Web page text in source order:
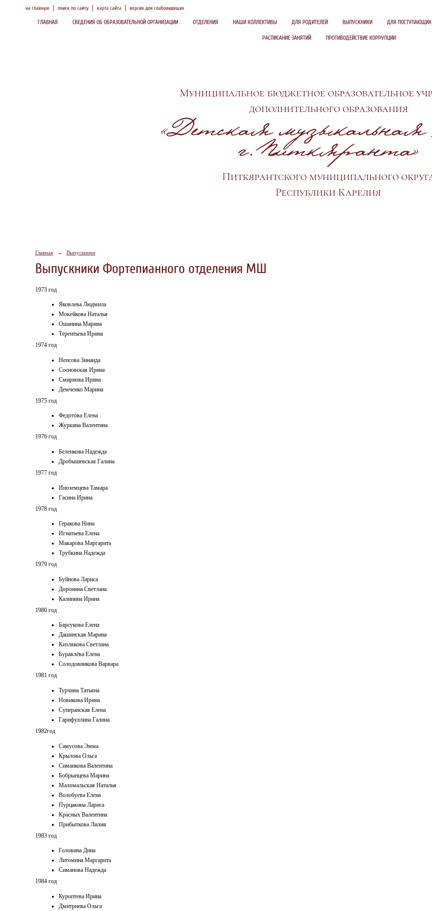
на главную поиск по сайту карта сайта версия для слабовидящих
ГЛАВНАЯ СВЕДЕНИЯ ОБ ОБРАЗОВАТЕЛЬНОЙ ОРГАНИЗАЦИИ ОТДЕЛЕНИЯ НАШИ КОЛЛЕКТИВЫ ДЛЯ РОДИТЕЛЕЙ ВЫПУСКНИКИ ДЛЯ ПОСТУПАЮЩИХ
РАСПИСАНИЕ ЗАНЯТИЙ ПРОТИВОДЕЙСТВИЕ КОРРУПЦИИ
Главная → Выпускники
Выпускники Фортепианного отделения МШ
1973 год
Яковлева Людмила
Мокейкова Наталья
Ошанина Марина
Терентьева Ирина
1974 год
Непсова Зинаида
Сосновская Ирина
Смирнова Ирина
Демченко Марина
1975 год
Федотова Елена
Журкина Валентина
1976 год
Беленкова Надежда
Дробышевская Галина
1977 год
Иноземцева Тамара
Гасина Ирина
1978 год
Геракова Нина
Игнатьева Елена
Макарова Маргарита
Трубкина Надежда
1979 год
Буйнова Лариса
Доронина Светлана
Калинина Ирина
1980 год
Барсукова Елена
Дашинская Марина
Кизлякова Светлана
Буравлёва Елена
Солодовникова Варвара
1981 год
Турчина Татьяна
Новикова Ирина
Суперанская Елена
Гарифуллина Галина
1982год
Самусова Эмма
Крылова Ольга
Симанкова Валентина
Бобрынцева Марина
Маломальская Наталья
Волобуева Елена
Пурцакина Лариса
Красных Валентина
Прибыткова Лилия
1983 год
Головина Дина
Литомина Маргарита
Симанова Надежда
1984 год
Куроптева Ирина
Дмитриева Ольга